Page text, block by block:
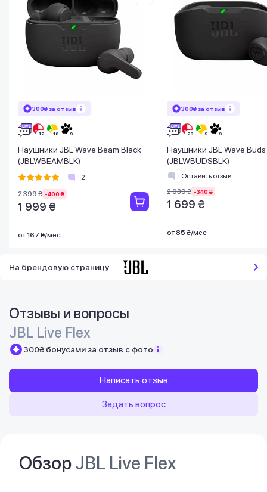
300₴ за отзыв
Наушники JBL Wave Beam Black
(JBLWBEAMBLK)
2
2 399 ₴ -400 ₴
1 999 ₴
от 167 ₴/мес
300₴ за отзыв
Наушники JBL Wave
(JBLWBUDSBLK)
Оставить отзыв
2 039 ₴ -340 ₴
1 699 ₴
от 85 ₴/мес
На брендовую страницу
Отзывы и вопросы
JBL Live Flex
300₴ бонусами за отзыв с фото
Написать отзыв
Задать вопрос
ОбзорJBL Live Flex